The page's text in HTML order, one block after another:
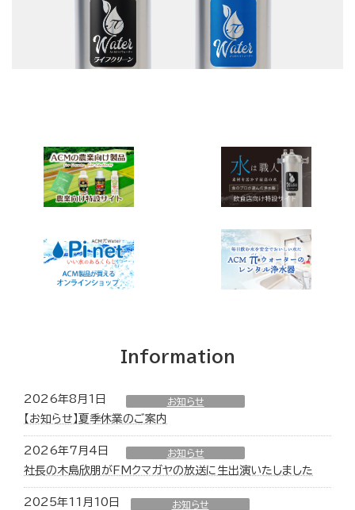
Information
2026年8月1日 お知らせ
【お知らせ】夏季休業のご案内
2026年7月4日 お知らせ
社長の木島欣朋がFMクマガヤの放送に生出演いたしました
2025年11月10日 お知らせ